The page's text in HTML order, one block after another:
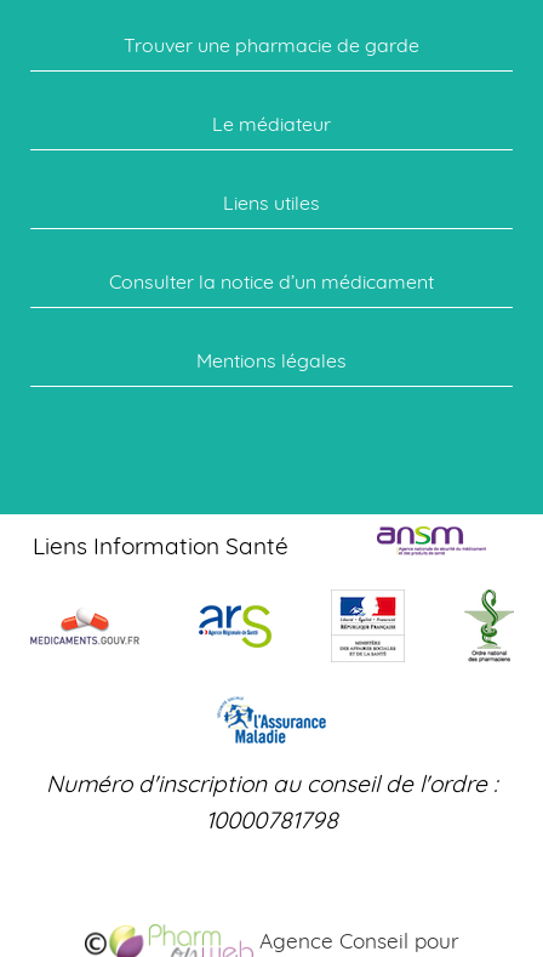
Trouver une pharmacie de garde
Le médiateur
Liens utiles
Consulter la notice d’un médicament
Mentions légales
Liens Information Santé
Numéro d'inscription au conseil de l'ordre :
10000781798
Agence Conseil pour